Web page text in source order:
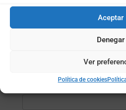
Aceptar
Denegar
Ver
Política de cookies
Email*